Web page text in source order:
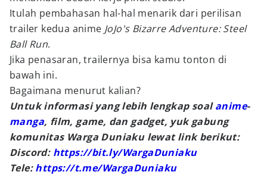
Itulah pembahasan hal-hal menarik dari perilisan
trailer kedua anime JoJo's Bizarre Adventure: Steel
Ball Run.
Jika penasaran, trailernya bisa kamu tonton di
bawah ini.
Bagaimana menurut kalian?
Untuk informasi yang lebih lengkap soalanime-
manga, film, game, dan gadget, yuk gabung
komunitas Warga Duniaku lewat link berikut:
Discord: https://bit.ly/WargaDuniaku
Tele:https://t.me/WargaDuniaku